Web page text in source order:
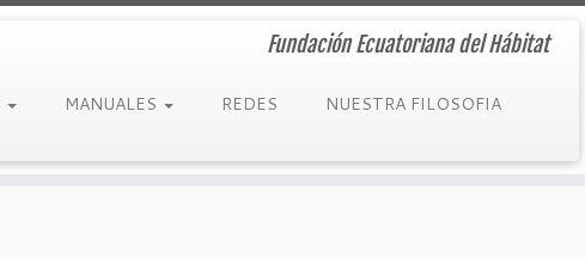
Fundación Ecuatoriana del Hábitat
MANUALES REDES
NUESTRA FILOSOFIA